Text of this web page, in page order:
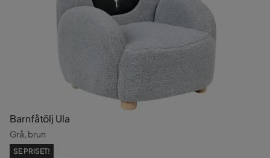
Barnfåtölj Ula
Grå, brun
SE PRISET!